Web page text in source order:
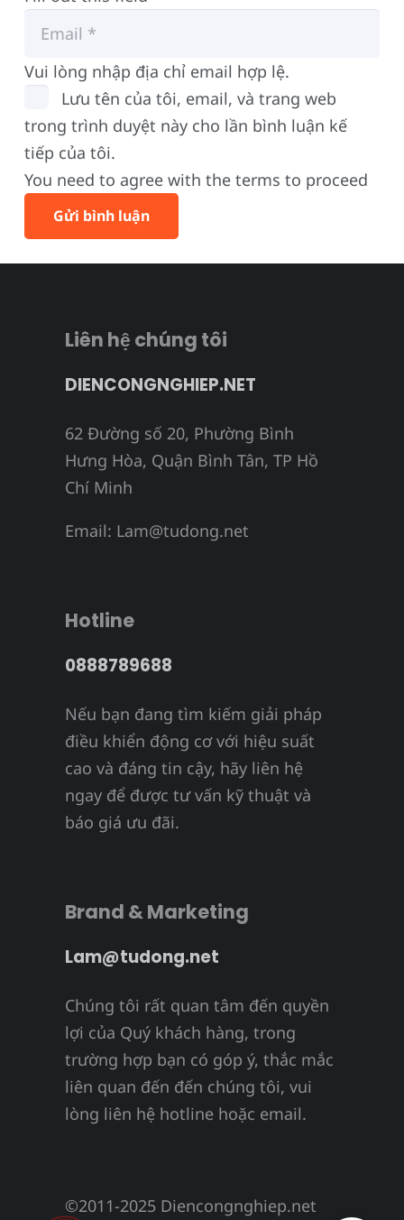
Vui lòng nhập địa chỉ email hợp lệ.
Lưu tên của tôi, email, và trang web
trong trình duyệt này cho lần bình luận kế
tiếp của tôi.
You need to agree with the terms to proceed
Gửi bình luận
Liên hệ chúng tôi
DIENCONGNGHIEP.NET
62 Đường số 20, Phường Bình
Hưng Hòa, Quận Bình Tân, TP Hồ
Chí Minh
Email: Lam@tudong.net
Hotline
0888789688
Nếu bạn đang tìm kiếm giải pháp
điều khiển động cơ với hiệu suất
cao và đáng tin cậy, hãy liên hệ
ngay để được tư vấn kỹ thuật và
báo giá ưu đãi.
Brand & Marketing
Lam@tudong.net
Chúng tôi rất quan tâm đến quyền
lợi của Quý khách hàng, trong
trường hợp bạn có góp ý, thắc mắc
liên quan đến đến chúng tôi, vui
lòng liên hệ hotline hoặc email.
©2011-2025 Diencongnghiep.net